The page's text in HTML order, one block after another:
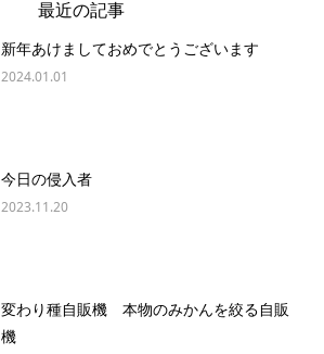
最近の記事
新年あけましておめでとうございます
2024.01.01
今日の侵入者
2023.11.20
変わり種自販機 本物のみかんを絞る自販
機